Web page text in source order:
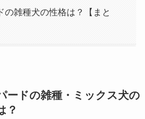
の雑種犬の性格は？【まと
ードの雑種・ミックス犬の
？